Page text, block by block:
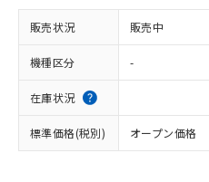
販売状況 販売中
機種区分 -
在庫状況
標準価格(税別) オープン価格